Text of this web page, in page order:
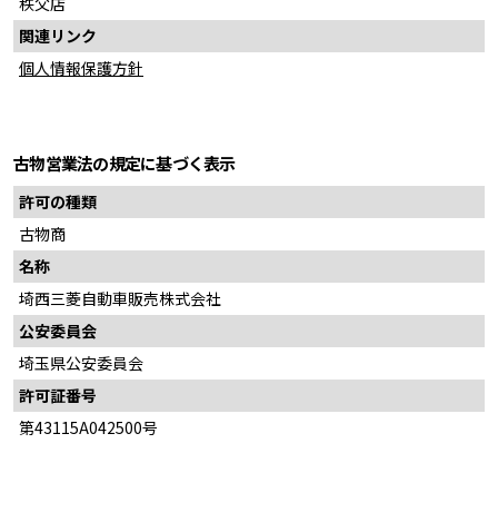
新型1トンピックアップトラック『トライトン』明日発売
～上級グレードの予約が約9割、専用スタイリングが好評～
～電動車ならではの気持ちよく安全・安心な走りを実現～
2024.1.15
浦和レッズの伊藤選手に新型『トライトン』を贈呈
2024.1.12
三菱自動車が技術支援する「チーム三菱ラリーアート」が「2023年
NAPAC AWARD大賞」を受賞
関連リンク
個人情報保護方針
古物営業法の規定に基づく表示
許可の種類
古物商
名称
埼西三菱自動車販売株式会社
公安委員会
埼玉県公安委員会
許可証番号
第43115A042500号